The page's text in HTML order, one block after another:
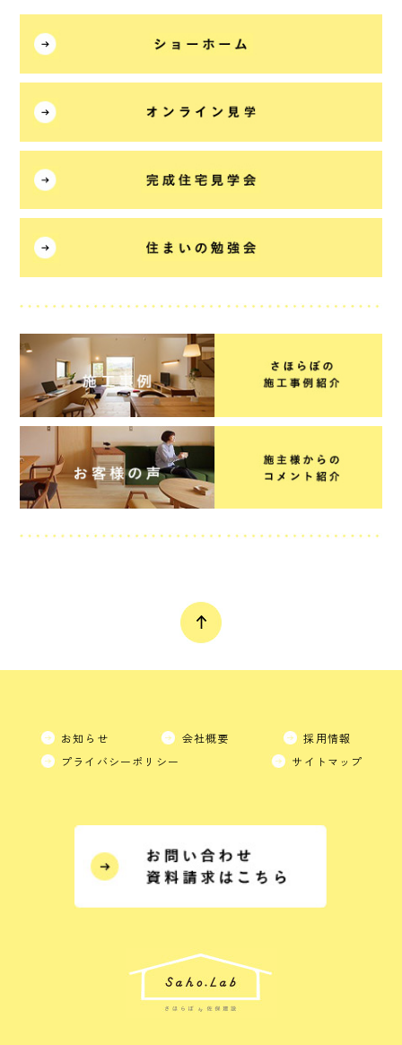
お知らせ 会社概要
採用情報
プライバシーポリシー
サイトマップ